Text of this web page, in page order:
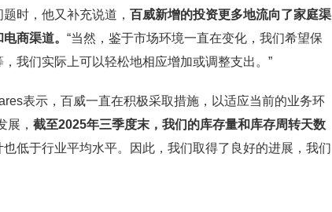
时，他又补充说道， 百威新增的投资更多地流向了家庭渠
商渠道。 “当然，鉴于市场环境一直在变化，我们希望保
我们实际上可以轻松地相应增加或调整支出。”
表示，百威一直在积极采取措施，以适应当前的业务环
展， 截至2025年三季度末，我们的库存量和库存周转天数
也低于行业平均水平。因此，我们取得了良好的进展，我们